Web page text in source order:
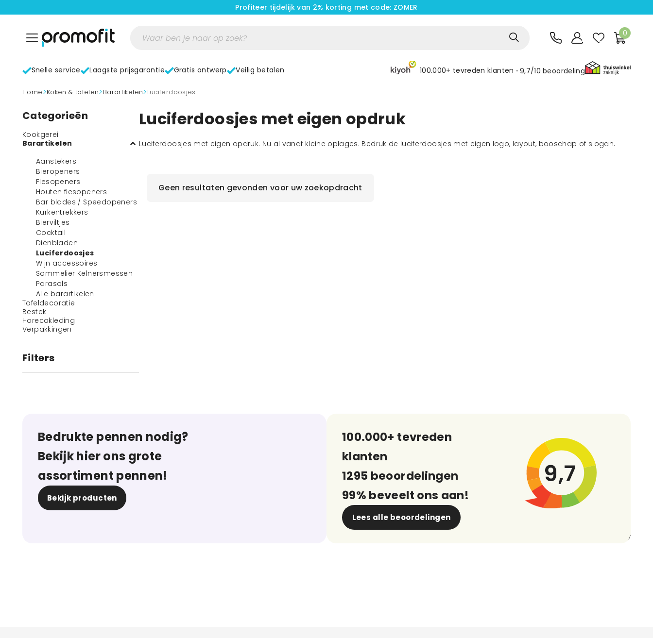
Profiteer tijdelijk van 2% korting met code: ZOMER
0
Snelle service Laagste prijsgarantie Gratis ontwerp Veilig betalen 100.000+ tevreden klanten 9,7/10 beoordeling
home> Koken & tafelen> Barartikelen> Luciferdoosjes
Categorieën
Kookgerei
Barartikelen
Aanstekers
Bieropeners
Flesopeners
Houten flesopeners
Bar blades / Speedopeners
Kurkentrekkers
Bierviltjes
Cocktail
Dienbladen
Luciferdoosjes
Wijn accessoires
Sommelier Kelnersmessen
Parasols
Alle barartikelen
Tafeldecoratie
Bestek
Horecakleding
Verpakkingen
Filters
Luciferdoosjes met eigen opdruk
Luciferdoosjes met eigen opdruk. Nu al vanaf kleine oplages. Bedruk de luciferdoosjes met eigen logo, layout, booschap of slogan.
Geen resultaten gevonden voor uw zoekopdracht
Bedrukte pennen nodig?
Bekijk hier ons grote
assortiment pennen!
Bekijk producten
100.000+ tevreden
klanten
1295 beoordelingen
99% beveelt ons aan!
Lees alle beoordelingen
9,7